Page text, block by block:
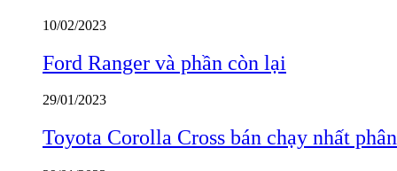
10/02/2023
Ford Ranger và phần còn lại
29/01/2023
Toyota Corolla Cross bán chạy nhất